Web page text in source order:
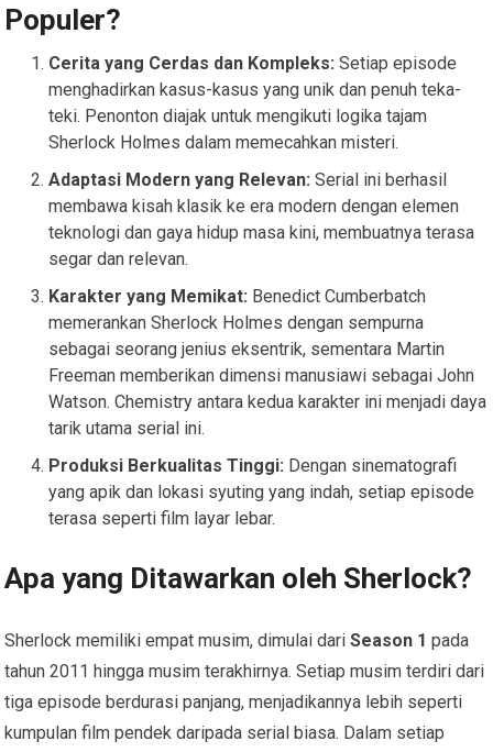
Populer?
Cerita yang Cerdas dan Kompleks:Setiap episode
menghadirkan kasus-kasus yang unik dan penuh teka-
teki. Penonton diajak untuk mengikuti logika tajam
Sherlock Holmes dalam memecahkan misteri.
Adaptasi Modern yang Relevan:Serial ini berhasil
membawa kisah klasik ke era modern dengan elemen
teknologi dan gaya hidup masa kini, membuatnya terasa
segar dan relevan.
Karakter yang Memikat: Benedict Cumberbatch
memerankan Sherlock Holmes dengan sempurna
sebagai seorang jenius eksentrik, sementara Martin
Freeman memberikan dimensi manusiawi sebagai John
Watson. Chemistry antara kedua karakter ini menjadi daya
tarik utama serial ini.
Produksi Berkualitas Tinggi: Dengan sinematografi
yang apik dan lokasi syuting yang indah, setiap episode
terasa seperti film layar lebar.
Apa yang Ditawarkan oleh Sherlock?
Sherlock memiliki empat musim, dimulai dariSeason 1 pada
tahun 2011 hingga musim terakhirnya. Setiap musim terdiri dari
tiga episode berdurasi panjang, menjadikannya lebih seperti
kumpulan film pendek daripada serial biasa. Dalam setiap